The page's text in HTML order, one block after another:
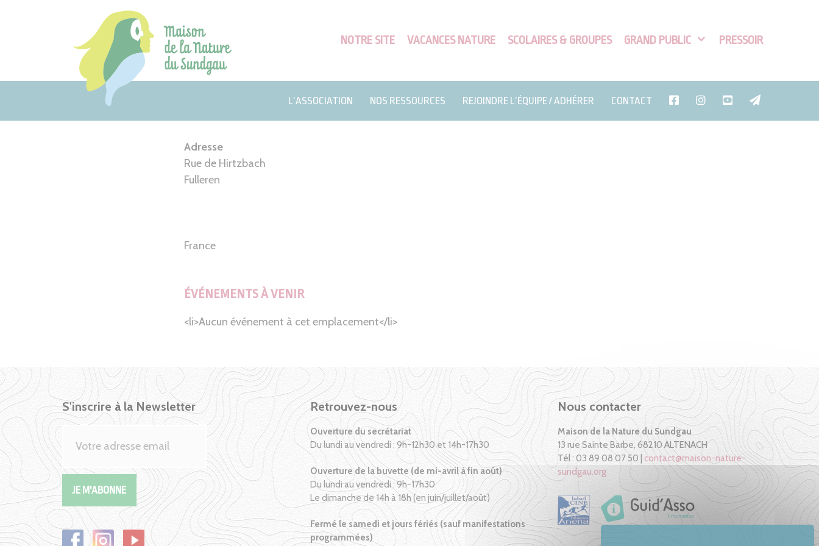
NOTRE SITE VACANCES NATURE SCOLAIRES & GROUPES GRAND PUBLIC PRESSOIR
L’ASSOCIATION NOS RESSOURCES REJOINDRE L’ÉQUIPE / ADHÉRER CONTACT
Adresse
Rue de Hirtzbach
Fulleren
France
ÉVÉNEMENTS À VENIR
<li>Aucun événement à cet emplacement</li>
S'inscrire à la Newsletter Retrouvez-nous
Ouverture du secrétariat
Du lundi au vendredi : 9h-12h30 et 14h-17h30
Ouverture de la buvette (de mi-avril à fin août)
Du lundi au vendredi : 9h-17h30
Le dimanche de 14h à 18h (en juin/juillet/août)
Fermé le samedi et jours fériés (sauf manifestations
programmées)
Nous contacter
Maison de la Nature du Sundgau
13 rue Sainte Barbe, 68210 ALTENACH
Tél : 03 89 08 07 50 | contact@maison-nature-
sundgau.org